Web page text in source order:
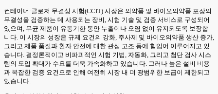
컨테이너·클로저 무결성 시험(CCIT) 시장은 의약품 및 바이오의약품 포장의
무결성을 검증하는 데 사용되는 장비, 시험 기술 및 검증 서비스로 구성되어
있으며, 무균 제품이 유통기한 동안 누출이나 오염 없이 유지되도록 보장합
니다. 이 시장의 성장은 규제 요건의 강화, 주사제 및 바이오의약품 생산 증가,
그리고 제품 품질과 환자 안전에 대한 관심 고조 등에 힘입어 이루어지고 있
습니다. 결정론적이고 비파괴적인 시험 기법, 자동화, 그리고 첨단 검사 시스
템의 도입 확대가 수요를 더욱 가속화하고 있습니다. 그러나 높은 설비 비용
과 복잡한 검증 요건으로 인해 여전히 시장 내 더 광범위한 보급이 제한되고
있습니다.